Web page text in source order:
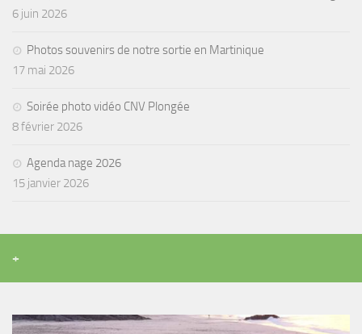
6 juin 2026
Photos souvenirs de notre sortie en Martinique
17 mai 2026
Soirée photo vidéo CNV Plongée
8 février 2026
Agenda nage 2026
15 janvier 2026
+